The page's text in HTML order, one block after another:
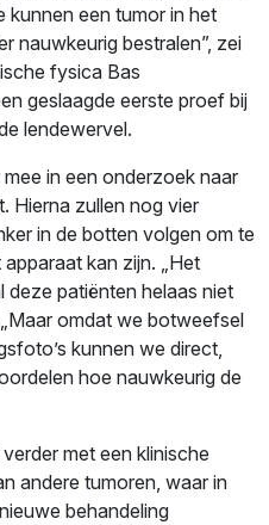
kunnen een tumor in het
nauwkeurig bestralen”, zei
fysica Bas
geslaagde eerste proef bij
lendewervel.
in een onderzoek naar
Hierna zullen nog vier
in de botten volgen om te
kan zijn. „Het
patiënten helaas niet
omdat we botweefsel
kunnen we direct,
hoe nauwkeurig de
met een klinische
andere tumoren, waar in
behandeling